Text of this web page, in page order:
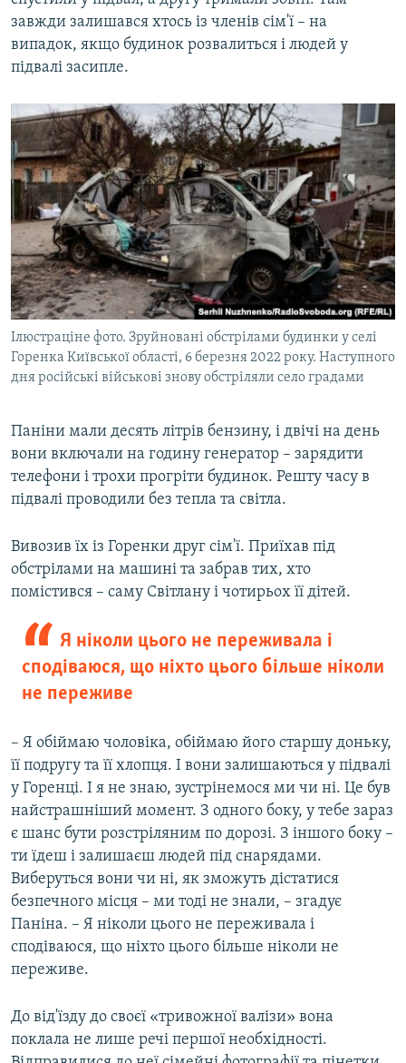
завжди залишався хтось із членів сім'ї – на
випадок, якщо будинок розвалиться і людей у
підвалі засипле.
Ілюстраціне фото. Зруйновані обстрілами будинки у селі
Горенка Київської області, 6 березня 2022 року. Наступного
дня російські військові знову обстріляли село градами
Паніни мали десять літрів бензину, і двічі на день
вони включали на годину генератор – зарядити
телефони і трохи прогріти будинок. Решту часу в
підвалі проводили без тепла та світла.
Вивозив їх із Горенки друг сім'ї. Приїхав під
обстрілами на машині та забрав тих, хто
помістився – саму Світлану і чотирьох її дітей.
Я ніколи цього не переживала і
сподіваюся, що ніхто цього більше ніколи
не переживе
– Я обіймаю чоловіка, обіймаю його старшу доньку,
її подругу та її хлопця. І вони залишаються у підвалі
у Горенці. І я не знаю, зустрінемося ми чи ні. Це був
найстрашніший момент. З одного боку, у тебе зараз
є шанс бути розстріляним по дорозі. З іншого боку –
ти їдеш і залишаєш людей під снарядами.
Виберуться вони чи ні, як зможуть дістатися
безпечного місця – ми тоді не знали, – згадує
Паніна. – Я ніколи цього не переживала і
сподіваюся, що ніхто цього більше ніколи не
переживе.
До від'їзду до своєї «тривожної валізи» вона
поклала не лише речі першої необхідності.